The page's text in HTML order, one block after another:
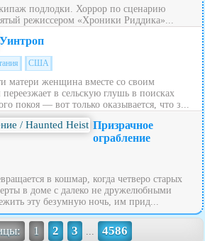
подлодки. Хоррор по сценарию
режиссером «Хроники Риддика»...
Уинтроп
США
матери женщина вместе со своим
в сельскую глушь в поисках
покоя — вот только оказывается, что з...
Призрачное
ограбление
в кошмар, когда четверо старых
в доме с далеко не дружелюбными
эту безумную ночь, им прид...
1 2 3 ... 4586